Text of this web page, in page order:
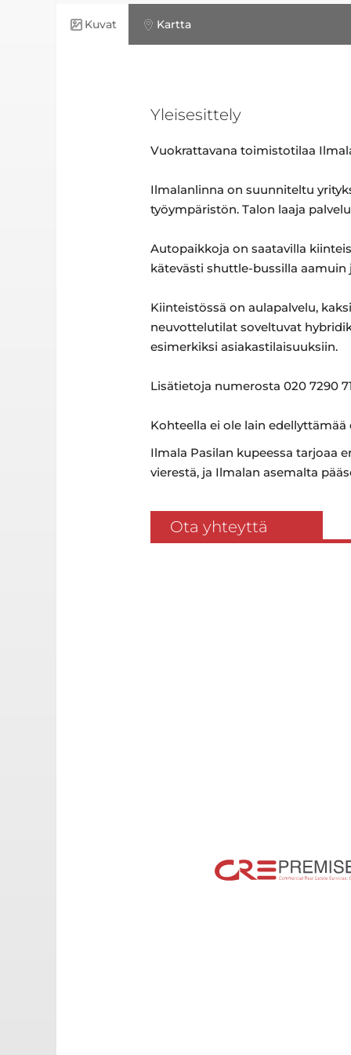
Kuvat Kartta
Yleisesittely
Vuokrattavana toimistotilaa
Ilmalanlinna on suunniteltu
työympäristön. Talon laaja
Autopaikkoja on saatavilla
kätevästi shuttle-bussilla aamuin
Kiinteistössä on aulapalvelu,
neuvottelutilat soveltuvat
esimerkiksi asiakastilaisuuksiin.
Lisätietoja numerosta 020 7290
Kohteella ei ole lain
Ilmala Pasilan kupeessa tarjoaa
vierestä, ja Ilmalan asemalta
Ota yhteyttä